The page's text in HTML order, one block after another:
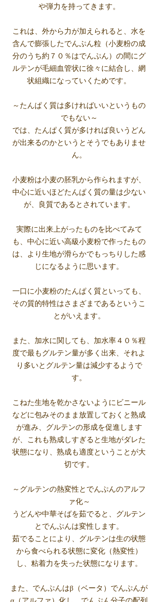
や弾力を持ってきます。
これは、外から力が加えられると、水を
含んで膨張したでんぷん粒（小麦粉の成
分のうち約７０％はでんぷん）の間にグ
ルテンが毛細血管状に徐々に結合し、網
状組織になっていくためです。
～たんぱく質は多ければいいというもの
でもない～
では、たんぱく質が多ければ良いうどん
が出来るのかというとそうでもありませ
ん。
小麦粉は小麦の胚乳から作られますが、
中心に近いほどたんぱく質の量は少ない
が、良質であるとされています。
実際に出来上がったものを比べてみて
も、中心に近い高級小麦粉で作ったもの
は、より生地が滑らかでもっちりした感
じになるように思います。
一口に小麦粉のたんぱく質といっても、
その質的特性はさまざまであるというこ
とがいえます。
また、加水に関しても、加水率４０％程
度で最もグルテン量が多く出来、それよ
り多いとグルテン量は減少するようで
す。
こねた生地を乾かさないようにビニール
などに包みそのまま放置しておくと熟成
が進み、グルテンの形成を促進します
が、これも熟成しすぎると生地がダレた
状態になり、熟成も適度ということが大
切です。
～グルテンの熱変性とでんぷんのアルフ
ァ化～
うどんや中華そばを茹でると、グルテン
とでんぷんは変性します。
茹でることにより、グルテンは生の状態
から食べられる状態に変化（熱変性）
し、粘着力を失った状態になります。
また、でんぷんはβ（ベータ）でんぷんが